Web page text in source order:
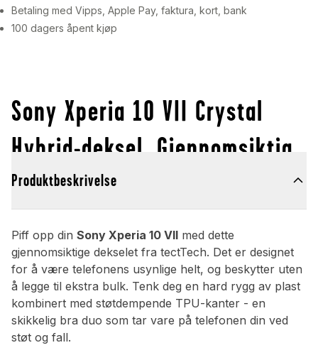
Betaling med Vipps, Apple Pay, faktura, kort, bank
100 dagers åpent kjøp
Sony Xperia 10 VII Crystal
Hybrid-deksel, Gjennomsiktig
Produktbeskrivelse
Piff opp din Sony Xperia 10 VII med dette
gjennomsiktige dekselet fra tectTech. Det er designet
for å være telefonens usynlige helt, og beskytter uten
å legge til ekstra bulk. Tenk deg en hard rygg av plast
kombinert med støtdempende TPU-kanter - en
skikkelig bra duo som tar vare på telefonen din ved
støt og fall.